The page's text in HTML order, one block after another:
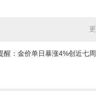
醒：金价单日暴涨4%创近七